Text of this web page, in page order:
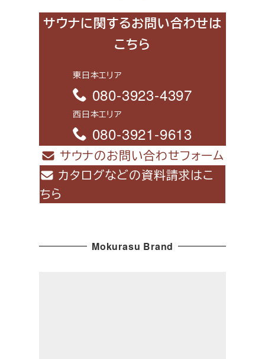
サウナに関するお問い合わせは
こちら
東日本エリア
080-3923-4397
西日本エリア
080-3921-9613
サウナのお問い合わせフォーム
カタログなどの資料請求はこ
ちら
Mokurasu Brand